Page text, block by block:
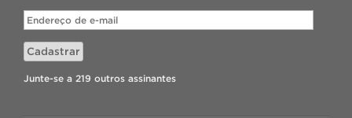
Endereço
de
e-
mail
Cadastrar
Junte-se a 219 outros assinantes